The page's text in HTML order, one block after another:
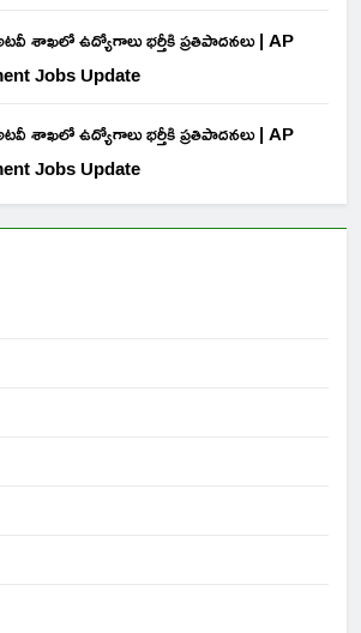
శాఖలో ఉద్యోగాలు భర్తీకి ప్రతిపాదనలు | AP
Jobs Update
శాఖలో ఉద్యోగాలు భర్తీకి ప్రతిపాదనలు | AP
Jobs Update